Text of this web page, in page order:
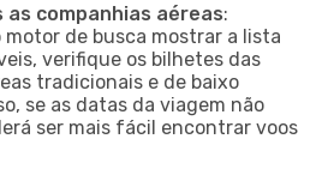
companhias aéreas:
motor de busca mostrar a lista
verifique os bilhetes das
tradicionais e de baixo
se as datas da viagem não
ser mais fácil encontrar voos